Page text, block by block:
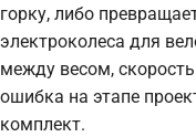
горку, либо
электроколеса для
между весом,
ошибка на этапе
комплект.